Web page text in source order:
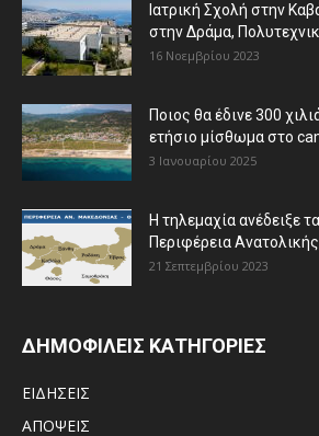
Ιατρική Σχολή στην
στην Δράμα,
16 Νοεμβρίου 2023
Ποιος θα έδινε 300
ετήσιο μίσθωμα στο
3 Ιανουαρίου 2025
Η τηλεμαχία ανέδειξε
Περιφέρεια
21 Σεπτεμβρίου 2023
ΔΗΜΟΦΙΛΕΙΣ ΚΑΤΗΓΟΡΙΕΣ
ΕΙΔΗΣΕΙΣ
ΑΠΟΨΕΙΣ